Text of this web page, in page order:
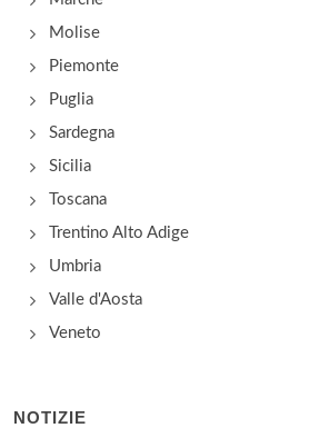
Molise
Piemonte
Puglia
Sardegna
Sicilia
Toscana
Trentino Alto Adige
Umbria
Valle d'Aosta
Veneto
NOTIZIE